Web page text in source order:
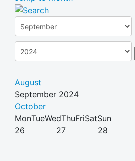
August
September 2024
October
MonTueWedThuFriSatSun
26
27 28